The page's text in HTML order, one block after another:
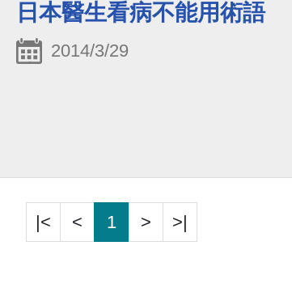
日本醫生看病不能用術語
2014/3/29
|< < 1 > >|